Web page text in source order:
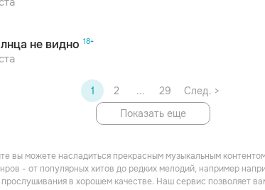
не видно
1 2 ... 29
След. >
Показать еще
вы можете насладиться прекрасным музыкальным
- от популярных хитов до редких мелодий, например
в хорошем качестве. Наш сервис позволяет